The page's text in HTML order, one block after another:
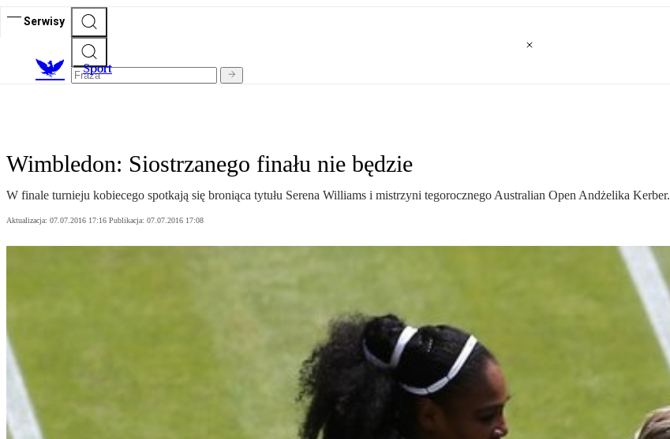
Serwisy
Sport
Wimbledon: Siostrzanego finału nie będzie
W finale turnieju kobiecego spotkają się broniąca tytułu Serena Williams i mistrzyni tegorocznego Australian Open Andżelika Kerber.
Aktualizacja: 07.07.2016 17:16 Publikacja: 07.07.2016 17:08